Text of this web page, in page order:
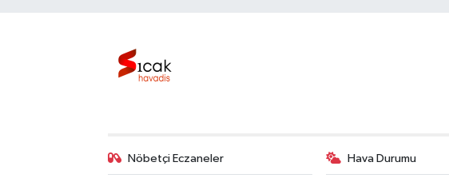
Nöbetçi Eczaneler Hava Durumu